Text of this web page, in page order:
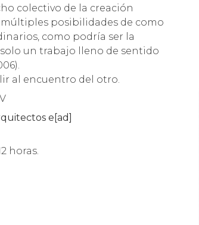
colectivo de la creación
posibilidades de como
como podría ser la
un trabajo lleno de sentido
al encuentro del otro.
e[ad]
horas.